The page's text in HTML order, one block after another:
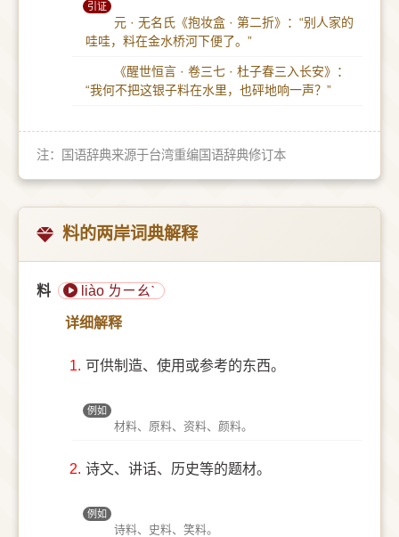
引证
元 · 无名氏《抱妆盒 · 第二折》：“别人家的
哇哇，料在金水桥河下便了。”
《醒世恒言 · 卷三七 · 杜子春三入长安》：
“我何不把这银子料在水里，也砰地响一声？”
注：国语辞典来源于台湾重编国语辞典修订本
料的两岸词典解释
料 liào ㄌㄧㄠˋ
详细解释
1. 可供制造、使用或参考的东西。
例如
材料、原料、资料、颜料。
2. 诗文、讲话、历史等的题材。
例如
诗料、史料、笑料。